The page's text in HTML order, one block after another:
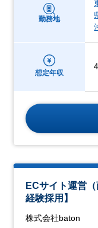
勤務地
想定年収
ECサイト運営
経験採用】
株式会社baton